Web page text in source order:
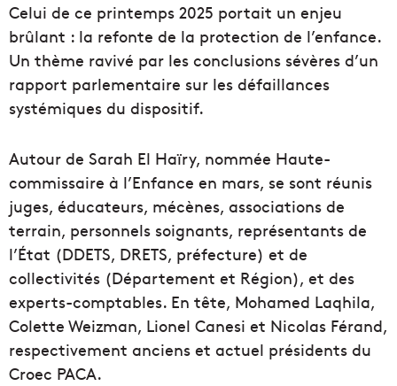
Celui de ce printemps 2025 portait un enjeu
brûlant : la refonte de la protection de l’enfance.
Un thème ravivé par les conclusions sévères d’un
rapport parlementaire sur les défaillances
systémiques du dispositif.
Autour de Sarah El Haïry, nommée Haute-
commissaire à l’Enfance en mars, se sont réunis
juges, éducateurs, mécènes, associations de
terrain, personnels soignants, représentants de
l’État (DDETS, DRETS, préfecture) et de
collectivités (Département et Région), et des
experts-comptables. En tête, Mohamed Laqhila,
Colette Weizman, Lionel Canesi et Nicolas Férand,
respectivement anciens et actuel présidents du
Croec PACA.